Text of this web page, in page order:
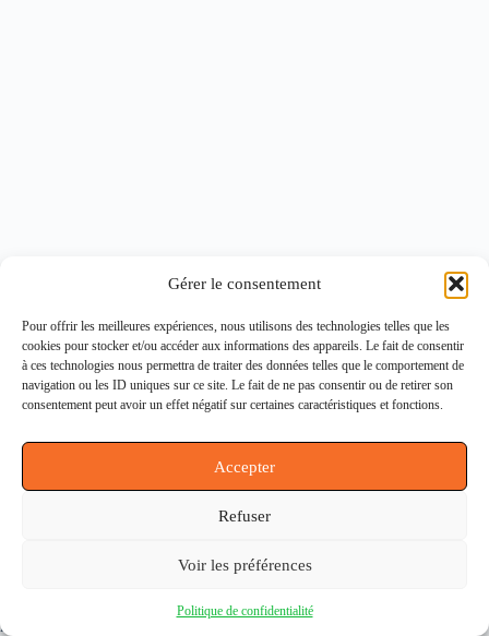
Gérer le consentement
Pour offrir les meilleures expériences, nous utilisons des technologies telles que les
cookies pour stocker et/ou accéder aux informations des appareils. Le fait de consentir
à ces technologies nous permettra de traiter des données telles que le comportement de
navigation ou les ID uniques sur ce site. Le fait de ne pas consentir ou de retirer son
consentement peut avoir un effet négatif sur certaines caractéristiques et fonctions.
Accepter
Refuser
Voir les préférences
Politique de confidentialité
Notre histoire
Conditions générales de ventes (CGV)
Politique de confidentialité (RGPD)
Politique de cookies
Mentions légales
Informations
164 rue du Faubourg Saint Martin, 75010 Paris
Copyright © DynamTech Machines 2026 - Tous droits
réservés. Thème WordPress par